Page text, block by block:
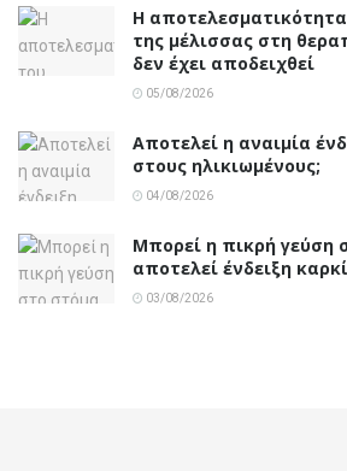
Η
της μέλισσας στη
δεν έχει αποδειχθεί
05/08/2026
Αποτελεί η αναιμία
στους ηλικιωμένους;
04/08/2026
Μπορεί η πικρή γεύση
αποτελεί ένδειξη
03/08/2026